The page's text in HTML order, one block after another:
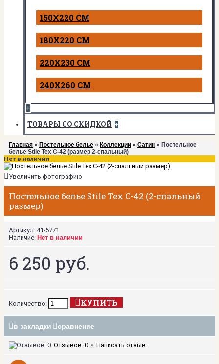
150Х220 СМ
180Х220 СМ
220Х230 СМ
240Х260 СМ
+
ТОВАРЫ СО СКИДКОЙ +
Главная » Постельное белье » Коллекции » Сатин » Постельное
белье Stile Tex C-42 (размер 2-спальный)
Нет в наличии
Увеличить фотографию
Постельное белье Stile Tex C-42 (2-спальный
размер)
Артикул: 41-5771
Наличие: Нет в наличии
6 250 руб.
Количество: КУПИТЬ
в закладки сравнение
Отзывов: 0 • Написать отзыв